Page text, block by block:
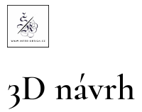
3D návrh